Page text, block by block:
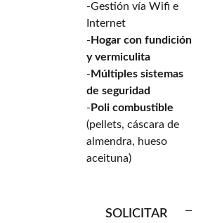
-Gestión vía Wifi e
Internet
- Hogar con fundición
y vermiculita
- Múltiples sistemas
de seguridad
- Poli combustible
(pellets, cáscara de
almendra, hueso
aceituna)
SOLICITAR